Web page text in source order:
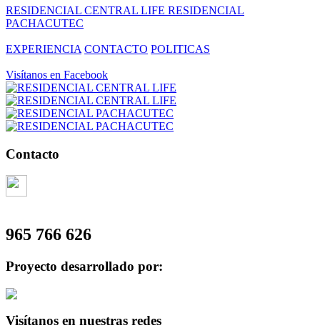
RESIDENCIAL CENTRAL LIFE RESIDENCIAL
PACHACUTEC
EXPERIENCIA CONTACTO POLITICAS
Visítanos en Facebook
Contacto
965 766 626
Proyecto desarrollado por:
Visítanos en nuestras redes